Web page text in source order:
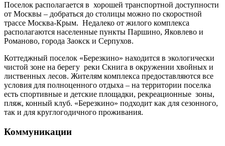
Поселок располагается в хорошей транспортной доступности
от Москвы – добраться до столицы можно по скоростной
трассе Москва-Крым. Недалеко от жилого комплекса
располагаются населенные пункты Паршино, Яковлево и
Романово, города Заокск и Серпухов.
Коттеджный поселок «Березкино» находится в экологически
чистой зоне на берегу реки Скнига в окружении хвойных и
лиственных лесов. Жителям комплекса предоставляются все
условия для полноценного отдыха – на территории поселка
есть спортивные и детские площадки, рекреационные зоны,
пляж, конный клуб. «Березкино» подходит как для сезонного,
так и для круглогодичного проживания.
Коммуникации